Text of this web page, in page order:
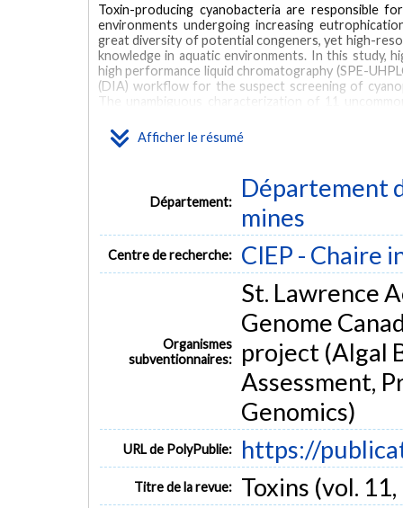
Afficher le résumé
Toxin-producing cyanobacteria are responsible
environments undergoing increasing
great diversity of potential congeners, yet high-
knowledge in aquatic environments. In this study,
high performance liquid chromatography (SPE-
(DIA) workflow for the suspect screening of
The unambiguous characterization of 11
cyanotoxins ([Leu(1), Ser(7)] MC-HtyR,
cyanotoxins along with the semi-quantification
compounds varied between 39 and 41,000 ng
suspect screening of two families of
cyanotoxins in lake water cyanobacterial blooms, a
MOTS CLÉS
Lc-hrms anabaenopeptins cyanobacteria cyanotoxins
suspect screening
Département:
Département
mines
Centre de recherche: CIEP - Chaire
Organismes
subventionnaires:
St. Lawrence
Genome
project (Algal
Assessment,
Genomics)
URL de PolyPublie: https://
Titre de la revue: Toxins (vol.